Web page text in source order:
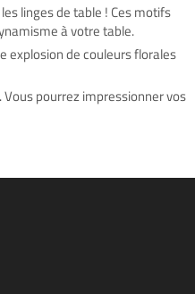
linges de table ! Ces motifs
à votre table.
explosion de couleurs florales
pourrez impressionner vos